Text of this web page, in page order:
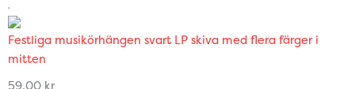
Festliga musikörhängen svart LP skiva med flera färger i
mitten